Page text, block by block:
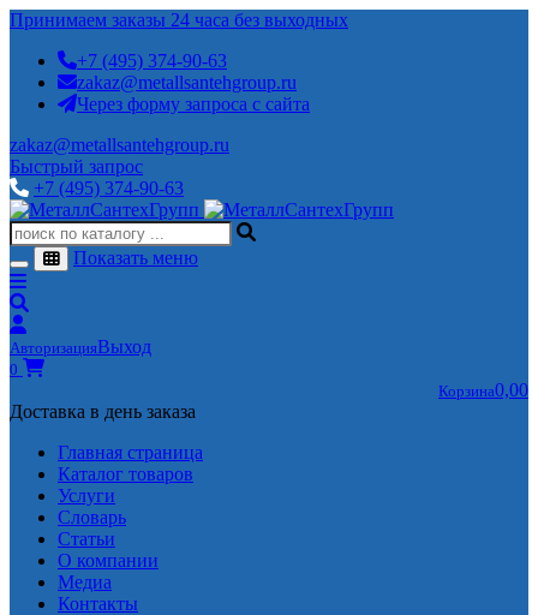
Принимаем заказы 24 часа без выходных
+7 (495) 374-90-63
zakaz@metallsantehgroup.ru
Через форму запроса с сайта
zakaz@metallsantehgroup.ru
Быстрый запрос
+7 (495) 374-90-63
Показать меню
АвторизацияВыход
0
Корзина0,00
Доставка в день заказа
Главная страница
Каталог товаров
Услуги
Словарь
Статьи
О компании
Медиа
Контакты